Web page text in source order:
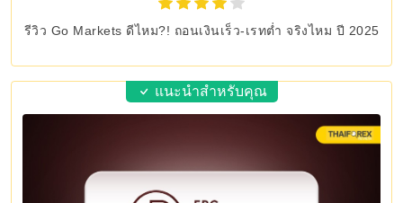
รีวิว Go Markets ดีไหม?! ถอนเงินเร็ว-เรทต่ำ จริงไหม ปี 2025
แนะนำสำหรับคุณ